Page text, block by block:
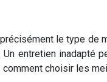
le type de
entretien inadapté
choisir les